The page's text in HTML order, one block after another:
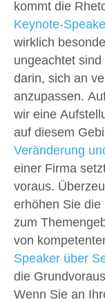
kommt die
Keynote-
wirklich
ungeachtet
darin, sich an
anzupassen.
wir eine
auf diesem
Veränderung
einer Firma
voraus.
erhöhen Sie die
zum
von
Speaker über
die
Wenn Sie an